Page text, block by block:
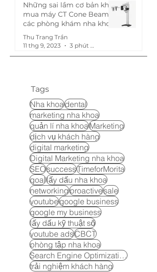
Những sai lầm cơ bản khi
mua máy CT Cone Beam
các phòng khám nha khoa
hay gặp phải
Thu Trang Trần
11 thg 9, 2023
3 phút đọc
Tags
Nha khoadental
marketing nha khoa
quản lí nha khoaMarketing
dịch vụ khách hàng
digital marketing
Digital Marketing nha khoa
SEOsuccessTimeforMorita
goallấy dấu nha khoa
networkingproactivesale
youtubegoogle business
google my business
lấy dấu kỹ thuật số
youtube adsCBCT
phòng tập nha khoa
Search Engine Optimization
trải nghiệm khách hàng